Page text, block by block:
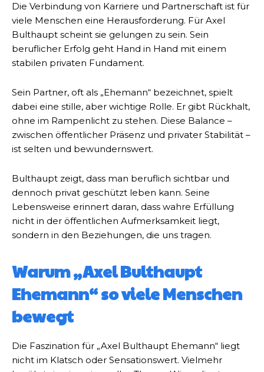
Die Verbindung von Karriere und Partnerschaft ist für
viele Menschen eine Herausforderung. Für Axel
Bulthaupt scheint sie gelungen zu sein. Sein
beruflicher Erfolg geht Hand in Hand mit einem
stabilen privaten Fundament.
Sein Partner, oft als „Ehemann“ bezeichnet, spielt
dabei eine stille, aber wichtige Rolle. Er gibt Rückhalt,
ohne im Rampenlicht zu stehen. Diese Balance –
zwischen öffentlicher Präsenz und privater Stabilität –
ist selten und bewundernswert.
Bulthaupt zeigt, dass man beruflich sichtbar und
dennoch privat geschützt leben kann. Seine
Lebensweise erinnert daran, dass wahre Erfüllung
nicht in der öffentlichen Aufmerksamkeit liegt,
sondern in den Beziehungen, die uns tragen.
Warum „Axel Bulthaupt
Ehemann“ so viele Menschen
bewegt
Die Faszination für „Axel Bulthaupt Ehemann“ liegt
nicht im Klatsch oder Sensationswert. Vielmehr